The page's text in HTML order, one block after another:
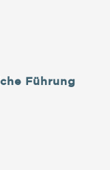
Führung